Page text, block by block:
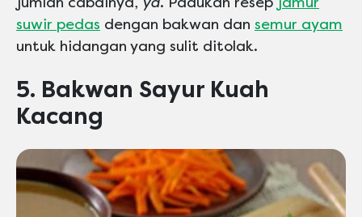
suwir pedas dengan bakwan dan semur ayam
untuk hidangan yang sulit ditolak.
5. Bakwan Sayur Kuah
Kacang